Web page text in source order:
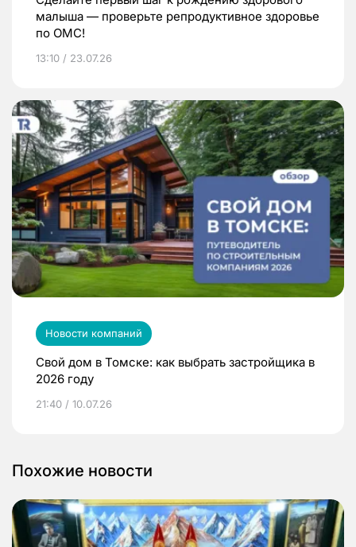
малыша — проверьте репродуктивное здоровье
по ОМС!
13:10 / 23.07.26
Новости компаний
Свой дом в Томске: как выбрать застройщика в
2026 году
21:40 / 10.07.26
Похожие новости